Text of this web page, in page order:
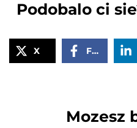
Podobalo ci
X Facebook
Mozesz